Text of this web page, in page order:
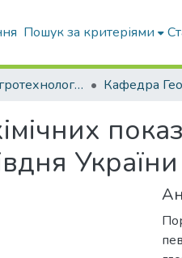
Пошук за критеріями
Факультет Агротехнологій та екології
України